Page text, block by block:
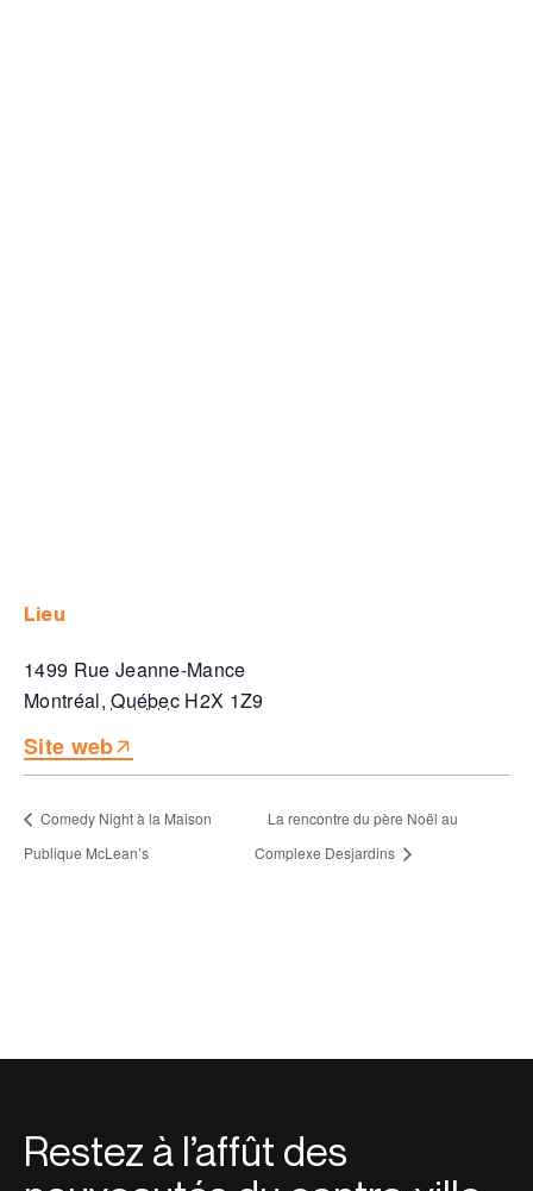
lieu
1499 Rue Jeanne-Mance
Montréal, Québec H2X 1Z9
Site web
Comedy Night à la Maison
Publique McLean’s
La rencontre du père Noël au
Complexe Desjardins
Restez à l’affût des